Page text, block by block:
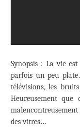
Synopsis : La vie
parfois un peu
télévisions, les
Heureusement
des vitres…